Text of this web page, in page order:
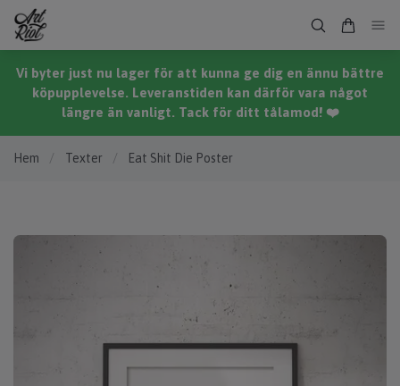
Vi byter just nu lager för att kunna ge dig en ännu bättre
köpupplevelse. Leveranstiden kan därför vara något
längre än vanligt. Tack för ditt tålamod! ❤️
Hem / Texter / Eat Shit Die Poster